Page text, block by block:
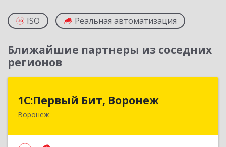
ISO Реальная автоматизация
Ближайшие партнеры из соседних
регионов
1С:Первый Бит, Воронеж
Воронеж
1С:Первый Бит, Воронеж
394006, Воронежская обл, Воронеж г, 20-летия